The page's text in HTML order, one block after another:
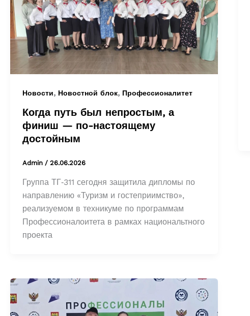
Новости, Новостной блок, Профессионалитет
Когда путь был непростым, а
финиш — по-настоящему
достойным
Admin / 26.06.2026
Группа ТГ‑311 сегодня защитила дипломы по
направлению «Туризм и гостеприимство»,
реализуемом в техникуме по программам
Профессионалоитета в рамках национальтного
проекта